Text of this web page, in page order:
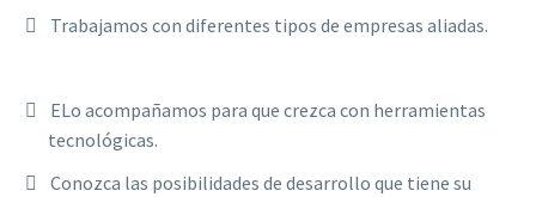
Trabajamos con diferentes tipos de empresas aliadas.
ELo acompañamos para que crezca con herramientas
tecnológicas.
Conozca las posibilidades de desarrollo que tiene su